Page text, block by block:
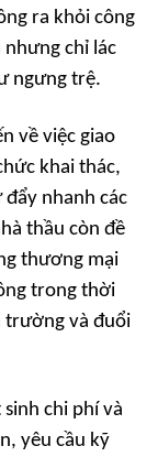
ra khỏi công
chỉ lác
ngưng trệ.
về việc giao
khai thác,
nhanh các
thầu còn đề
thương mại
trong thời
trường và đuổi
chi phí và
yêu cầu kỹ